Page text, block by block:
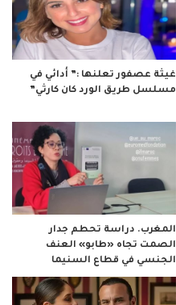
غيثة عصفور تعلنها :” أدائي في
مسلسل طريق الورد كان كارثي”
المغرب. دراسة تحطم جدار
الصمت تجاه «طابو» العنف
الجنسي في قطاع السنيما